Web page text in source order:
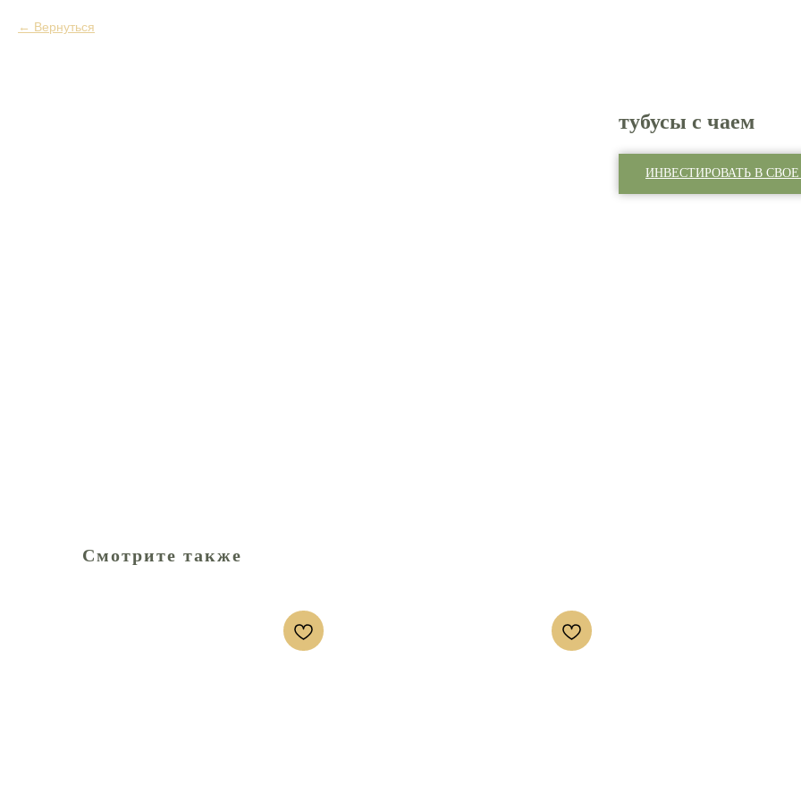
Вернуться
тубусы с чаем
ИНВЕСТИРОВАТЬ В СВОЕ
Смотрите также